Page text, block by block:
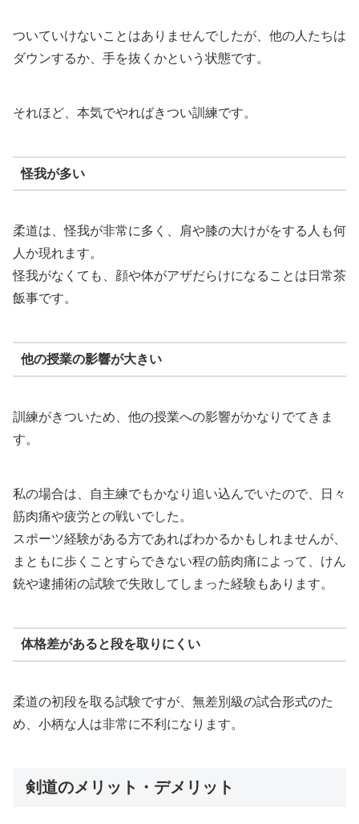
ついていけないことはありませんでしたが、他の人たちは
ダウンするか、手を抜くかという状態です。
それほど、本気でやればきつい訓練です。
怪我が多い
柔道は、怪我が非常に多く、肩や膝の大けがをする人も何
人か現れます。
怪我がなくても、顔や体がアザだらけになることは日常茶
飯事です。
他の授業の影響が大きい
訓練がきついため、他の授業への影響がかなりでてきま
す。
私の場合は、自主練でもかなり追い込んでいたので、日々
筋肉痛や疲労との戦いでした。
スポーツ経験がある方であればわかるかもしれませんが、
まともに歩くことすらできない程の筋肉痛によって、けん
銃や逮捕術の試験で失敗してしまった経験もあります。
体格差があると段を取りにくい
柔道の初段を取る試験ですが、無差別級の試合形式のた
め、小柄な人は非常に不利になります。
剣道のメリット・デメリット